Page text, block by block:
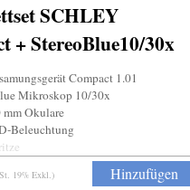
SCHLEY
+ StereoBlue10/30x
Compact 1.01
Mikroskop 10/30x
Okulare
Beleuchtung
19% Exkl.) Hinzufügen